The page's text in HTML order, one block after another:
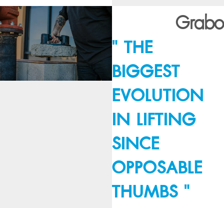
Grabo
" THE
BIGGEST
EVOLUTION
IN LIFTING
SINCE
OPPOSABLE
THUMBS "